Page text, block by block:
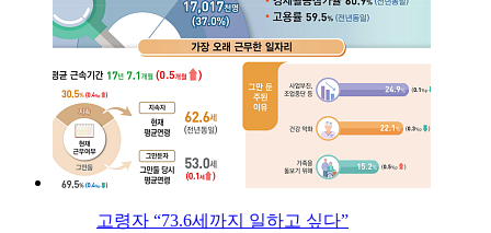
고령자 “73.6세까지 일하고 싶다”